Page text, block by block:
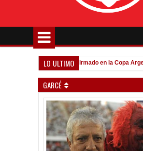
LO ULTIMO
Todo confirmado en la Copa Argentina
GARCÉ